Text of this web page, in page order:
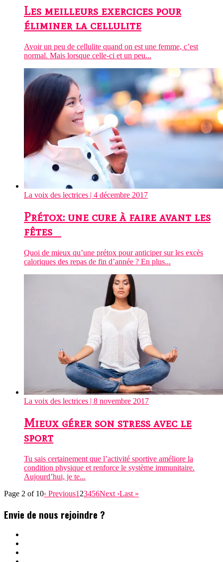
Les meilleurs exercices pour
éliminer la cellulite
Avoir un peu de cellulite quand on est une femme, c’est
normal. Mais lorsque celle-ci et un peu...
La voix des lectrices | 4 décembre 2017
Prétox: une cure à faire avant les
fêtes
Quoi de mieux qu’une prétox pour anticiper sur les excès
caloriques des repas de fin d’année ? En plus...
La voix des lectrices | 8 novembre 2017
Mieux gérer son stress avec le
sport
Tu sais certainement que l’activité sportive améliore la
condition physique et renforce le système immunitaire.
Aujourd’hui, je te...
Page 2 of 10‹ Previous1 23456Next ›Last »
Envie de nous rejoindre ?